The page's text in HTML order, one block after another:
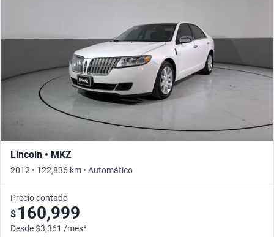
Lincoln • MKZ
2012 • 122,836 km • Automático
Precio contado
$ 160,999
Desde $3,361 /mes*